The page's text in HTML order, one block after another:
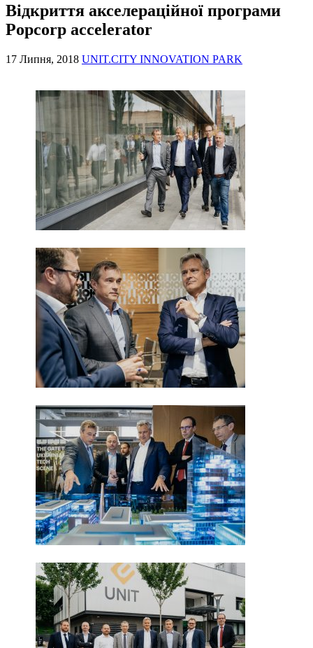
Відкриття акселераційної програми
Popcorp accelerator
17 Липня, 2018 UNIT.CITY INNOVATION PARK